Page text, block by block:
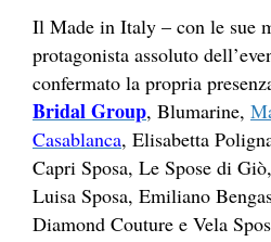
Il Made in Italy – con le sue
protagonista assoluto
confermato la propria
Bridal Group, Blumarine,
Casablanca, Elisabetta
Capri Sposa, Le Spose di
Luisa Sposa, Emiliano
Diamond Couture e Vela